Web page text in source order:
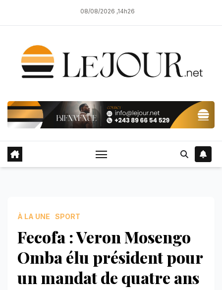
08/08/2026 ,14h26
À LA UNE SPORT
Fecofa : Veron Mosengo
Omba élu président pour
un mandat de quatre ans